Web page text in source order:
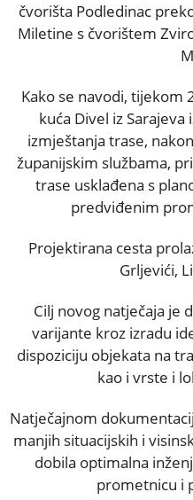
čvorišta Podledinac
Miletine s čvorištem
Kako se navodi, tijekom
kuća Divel iz
izmještanja trase,
županijskim službama,
trase usklađena s
predviđenim
Projektirana cesta
Grljevići,
Cilj novog natječaja je
varijante kroz izradu
dispoziciju objekata na
kao i vrste i
Natječajnom
manjih situacijskih i
dobila optimalna
prometnicu i